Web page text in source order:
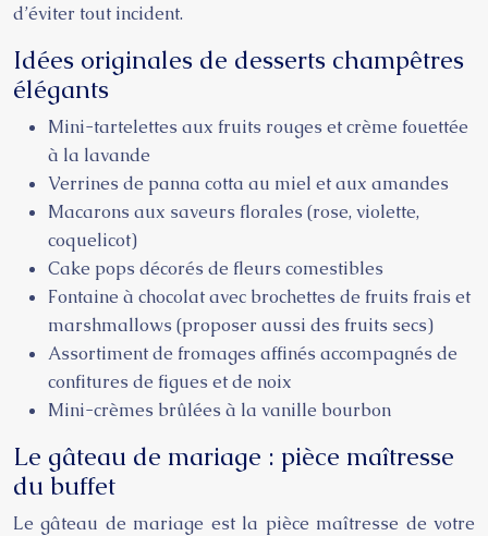
d’éviter tout incident.
Idées originales de desserts champêtres
élégants
Mini-tartelettes aux fruits rouges et crème fouettée
à la lavande
Verrines de panna cotta au miel et aux amandes
Macarons aux saveurs florales (rose, violette,
coquelicot)
Cake pops décorés de fleurs comestibles
Fontaine à chocolat avec brochettes de fruits frais et
marshmallows (proposer aussi des fruits secs)
Assortiment de fromages affinés accompagnés de
confitures de figues et de noix
Mini-crèmes brûlées à la vanille bourbon
Le gâteau de mariage : pièce maîtresse
du buffet
Le gâteau de mariage est la pièce maîtresse de votre